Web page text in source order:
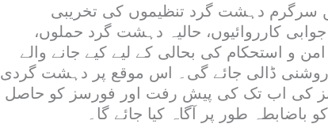
سرگرم دہشت گرد تنظیموں کی تخریبی
کارروائیوں، حالیہ دہشت گرد حملوں،
و استحکام کی بحالی کے لیے کیے جانے والے
ڈالی جائے گی۔ اس موقع پر دہشت گردی
کی اب تک کی پیش رفت اور فورسز کو حاصل
باضابطہ طور پر آگاہ کیا جائے گا۔